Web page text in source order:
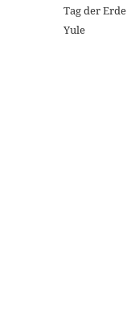
Tag der Erde
Yule